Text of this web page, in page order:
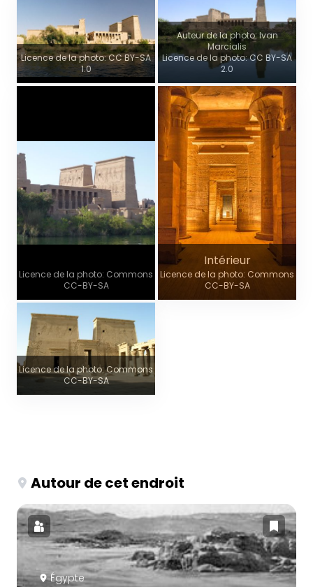
Licence de la photo: CC BY-SA
1.0
Auteur de la photo: Ivan
Marcialis
Licence de la photo: CC BY-SA
2.0
Licence de la photo: Commons
CC-BY-SA
Intérieur
Licence de la photo: Commons
CC-BY-SA
Licence de la photo: Commons
CC-BY-SA
Autour de cet endroit
Égypte